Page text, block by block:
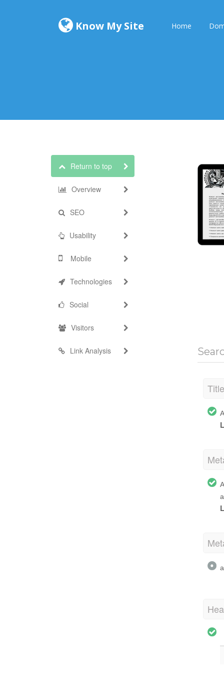
Know My Site Home
Return to top
Overview
SEO
Usability
Mobile
Technologies
Social
Visitors
Link Analysis